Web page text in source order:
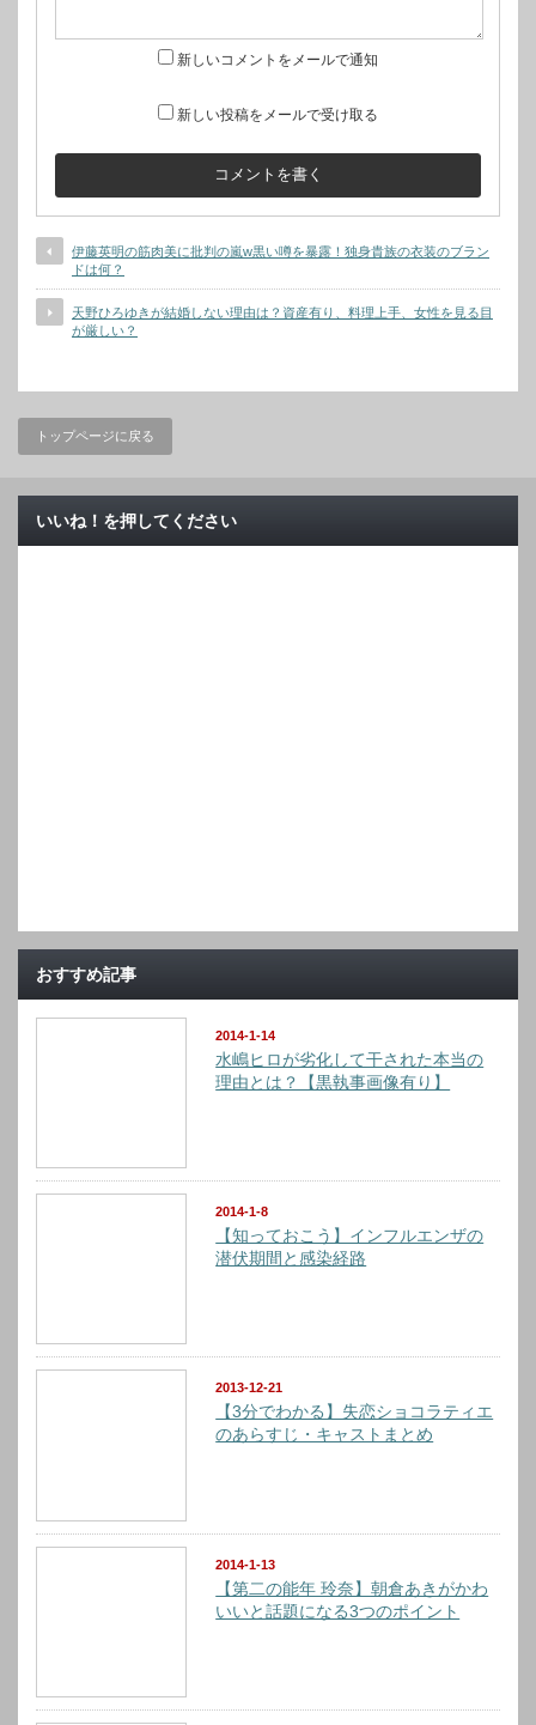
新しいコメントをメールで通知
新しい投稿をメールで受け取る
伊藤英明の筋肉美に批判の嵐w黒い噂を暴露！独身貴族の衣装のブラン
ドは何？
天野ひろゆきが結婚しない理由は？資産有り、料理上手、女性を見る目
が厳しい？
トップページに戻る
いいね！を押してください
おすすめ記事
2014-1-14
水嶋ヒロが劣化して干された本当の
理由とは？【黒執事画像有り】
2014-1-8
【知っておこう】インフルエンザの
潜伏期間と感染経路
2013-12-21
【3分でわかる】失恋ショコラティエ
のあらすじ・キャストまとめ
2014-1-13
【第二の能年 玲奈】朝倉あきがかわ
いいと話題になる3つのポイント